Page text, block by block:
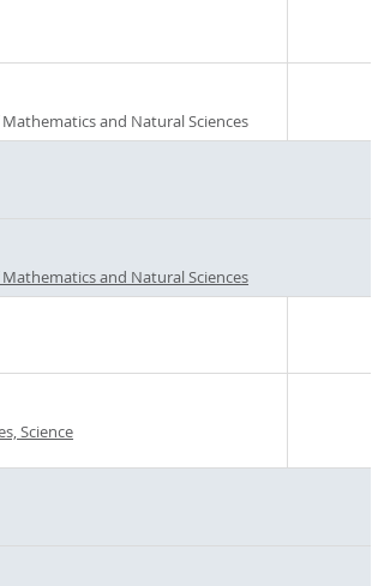
and Natural Sciences
and Natural Sciences
Science